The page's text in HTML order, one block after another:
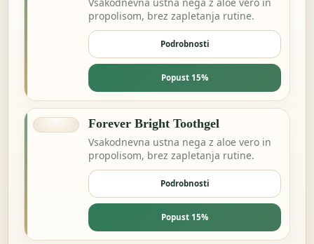
propolisom, brez zapletanja rutine.
Podrobnosti
Popust 15%
Forever Bright Toothgel
Vsakodnevna ustna nega z aloe vero in
propolisom, brez zapletanja rutine.
Podrobnosti
Popust 15%